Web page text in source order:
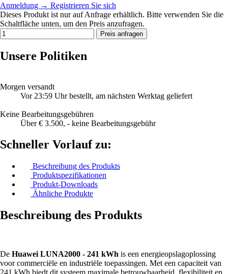
Anmeldung → Registrieren Sie sich
Dieses Produkt ist nur auf Anfrage erhältlich. Bitte verwenden Sie die
Schaltfläche unten, um den Preis anzufragen.
Preis anfragen
Unsere Politiken
Morgen versandt
Vor 23:59 Uhr bestellt, am nächsten Werktag geliefert
Keine Bearbeitungsgebühren
Über € 3.500, - keine Bearbeitungsgebühr
Schneller Vorlauf zu:
Beschreibung des Produkts
Produktspezifikationen
Produkt-Downloads
Ähnliche Produkte
Beschreibung des Produkts
De Huawei LUNA2000 - 241 kWh is een energieopslagoplossing
voor commerciële en industriële toepassingen. Met een capaciteit van